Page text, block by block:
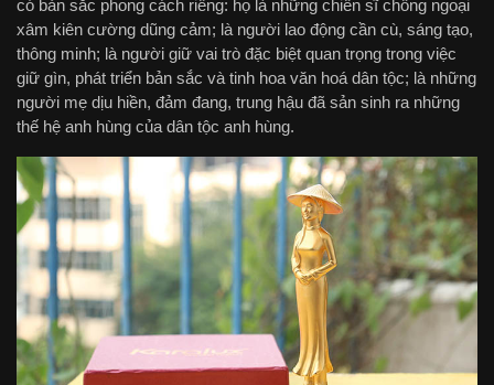
có bản sắc phong cách riêng: họ là những chiến sĩ chống ngoại
xâm kiên cường dũng cảm; là người lao động cần cù, sáng tạo,
thông minh; là người giữ vai trò đặc biệt quan trọng trong việc
giữ gìn, phát triển bản sắc và tinh hoa văn hoá dân tộc; là những
người mẹ dịu hiền, đảm đang, trung hậu đã sản sinh ra những
thế hệ anh hùng của dân tộc anh hùng.